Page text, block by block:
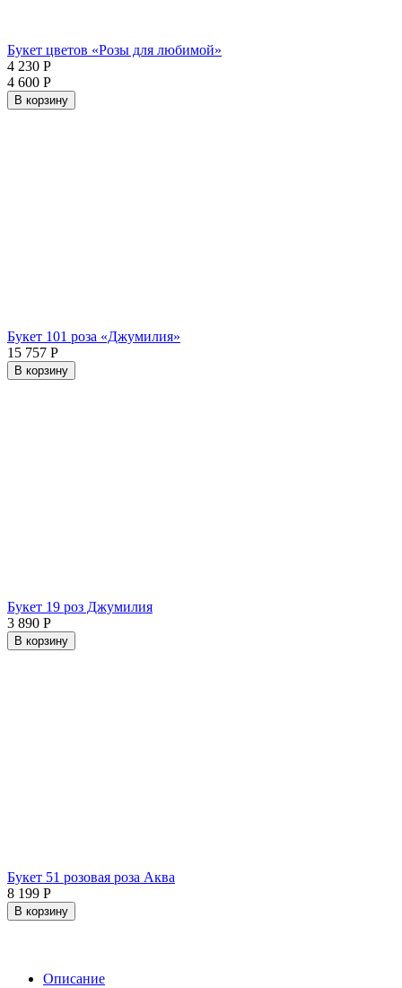
Букет цветов «Розы для любимой»
4 230 Р
4 600 Р
В корзину
Букет 101 роза «Джумилия»
15 757 Р
В корзину
Букет 19 роз Джумилия
3 890 Р
В корзину
Букет 51 розовая роза Аква
8 199 Р
В корзину
Описание